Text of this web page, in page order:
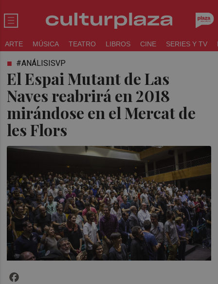
ARTE MÚSICA TEATRO LIBROS CINE SERIES Y TV
El Espai Mutant de Las
Naves reabrirá en 2018
mirándose en el Mercat de
les Flors
#ANÁLISISVP